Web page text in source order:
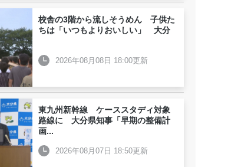
校舎の3階から流しそうめん 子供た
ちは「いつもよりおいしい」 大分
2026年08月08日 18:00更新
東九州新幹線 ケーススタディ対象
路線に 大分県知事「早期の整備計
画...
2026年08月07日 18:50更新